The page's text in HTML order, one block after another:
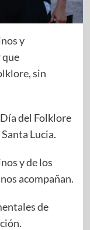
y
que
sin
del Folklore
Lucia.
y de los
acompañan.
de